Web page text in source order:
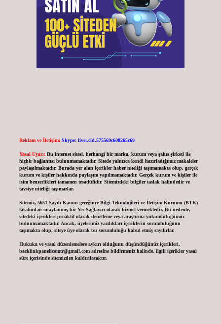
Reklam ve İletişim: Skype: live:.cid.575569c608265c69
Yasal Uyarı: Bu internet sitesi, herhangi bir marka, kurum veya şahıs şirketi ile
hiçbir bağlantısı bulunmamaktadır. Sitede yalnızca kendi hazırladığımız makaleler
paylaşılmaktadır. Burada yer alan içerikler haber niteliği taşımamakta olup, gerçek
kurum ve kişiler hakkında paylaşım yapılmamaktadır. Gerçek kurum ve kişiler ile
isim benzerlikleri tamamen tesadüfidir. Sitemizdeki bilgiler taslak halindedir ve
tavsiye niteliği taşımazlar.
Sitemiz, 5651 Sayılı Kanun gereğince Bilgi Teknolojileri ve İletişim Kurumu (BTK)
tarafından onaylanmış bir Yer Sağlayıcı olarak hizmet vermektedir. Bu nedenle,
sitedeki içerikleri proaktif olarak denetleme veya araştırma yükümlülüğümüz
bulunmamaktadır. Ancak, üyelerimiz yazdıkları içeriklerin sorumluluğunu
taşımakta olup, siteye üye olarak bu sorumluluğu kabul etmiş sayılırlar.
Hukuka ve yasal düzenlemelere aykırı olduğunu düşündüğünüz içerikleri,
backlinkpanelicomtr@gmail.comadresine bildirmeniz halinde, ilgili içerikler yasal
süre içerisinde sitemizden kaldırılacaktır.